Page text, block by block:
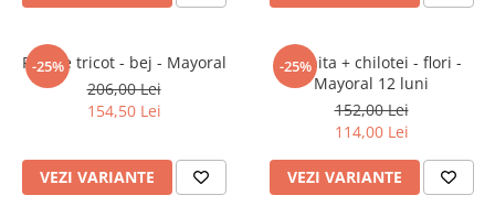
Jucarii muzicale
Jucarii pentru caini
Jucarii pentru constructii
Masinute trenulete avioane
Papusi
-25%
Rochie tricot - bej - Mayoral
206,00 Lei
154,50 Lei
VEZI VARIANTE
-25%
Rochita + chilotei - flori -
Mayoral 12 luni
152,00 Lei
114,00 Lei
VEZI VARIANTE